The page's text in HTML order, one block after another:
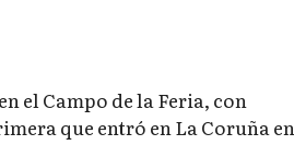
el Campo de la Feria, con
que entró en La Coruña en